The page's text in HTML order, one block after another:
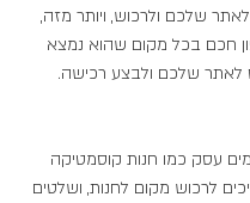
שלכם ולרכוש, ויותר מזה,
חכם בכל מקום שהוא נמצא
לאתר שלכם ולבצע רכישה.
עסק כמו חנות קוסמטיקה
לרכוש מקום לחנות, ושלטים